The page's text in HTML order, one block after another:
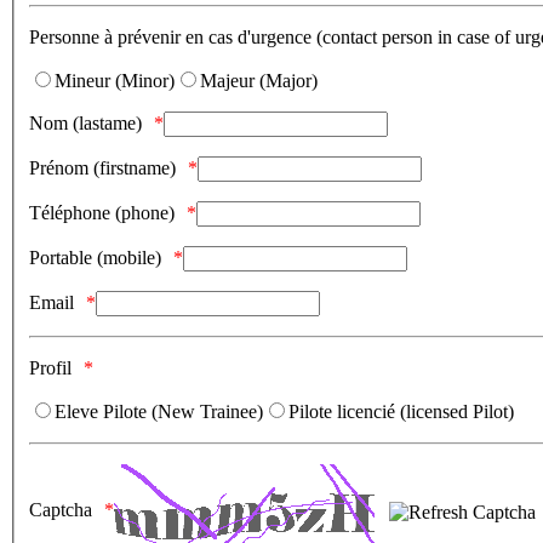
Personne à prévenir en cas d'urgence (contact person in case of
Mineur (Minor) Majeur (Major)
Nom (lastame)
Prénom (firstname)
Téléphone (phone)
Portable (mobile)
Email
Profil
Eleve Pilote (New Trainee) Pilote licencié (licensed Pilot)
Captcha